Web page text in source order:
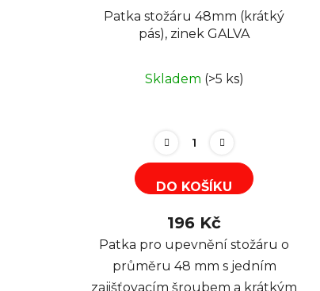
Patka stožáru 48mm (krátký
pás), zinek GALVA
Skladem (>5 ks)
DO KOŠÍKU
196 Kč
Patka pro upevnění stožáru o
průměru 48 mm s jedním
zajišťovacím šroubem a krátkým